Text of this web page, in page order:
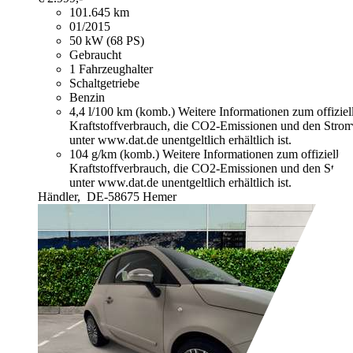
101.645 km
01/2015
50 kW (68 PS)
Gebraucht
1 Fahrzeughalter
Schaltgetriebe
Benzin
4,4 l/100 km (komb.) Weitere Informationen zum
Kraftstoffverbrauch, die CO2-Emissionen und den
unter www.dat.de unentgeltlich erhältlich ist.
104 g/km (komb.) Weitere Informationen zum
Kraftstoffverbrauch, die CO2-Emissionen und den
unter www.dat.de unentgeltlich erhältlich ist.
Händler, DE-58675 Hemer